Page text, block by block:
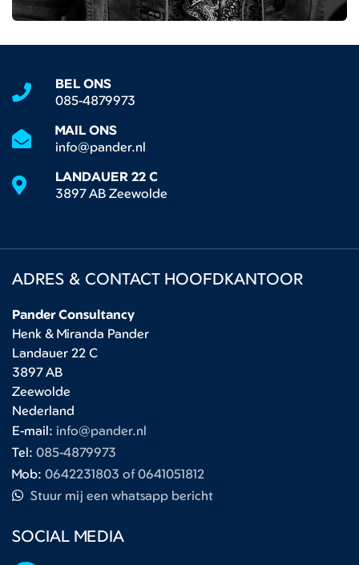
BEL ONS
085-4879973
MAIL ONS
info@pander.nl
LANDAUER 22 C
3897 AB Zeewolde
ADRES & CONTACT HOOFDKANTOOR
Pander Consultancy
Henk & Miranda Pander
Landauer 22 C
3897 AB
Zeewolde
Nederland
E-mail: info@pander.nl
Tel: 085-4879973
Mob: 0642231803 of 0641051812
Stuur mij een whatsapp bericht
SOCIAL MEDIA